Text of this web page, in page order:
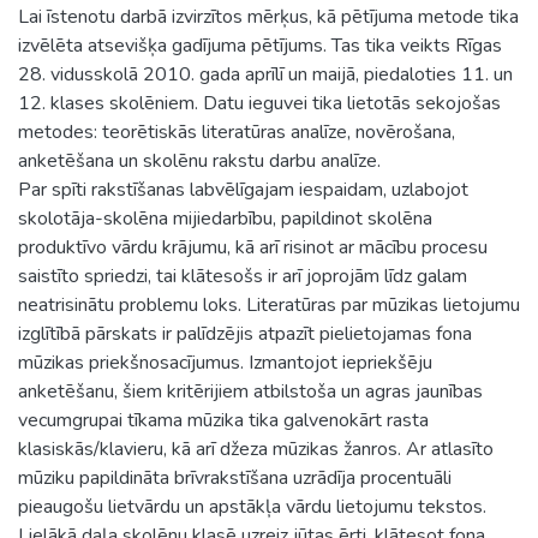
Lai īstenotu darbā izvirzītos mērķus, kā pētījuma metode tika
izvēlēta atsevišķa gadījuma pētījums. Tas tika veikts Rīgas
28. vidusskolā 2010. gada aprīlī un maijā, piedaloties 11. un
12. klases skolēniem. Datu ieguvei tika lietotās sekojošas
metodes: teorētiskās literatūras analīze, novērošana,
anketēšana un skolēnu rakstu darbu analīze.
Par spīti rakstīšanas labvēlīgajam iespaidam, uzlabojot
skolotāja-skolēna mijiedarbību, papildinot skolēna
produktīvo vārdu krājumu, kā arī risinot ar mācību procesu
saistīto spriedzi, tai klātesošs ir arī joprojām līdz galam
neatrisinātu problemu loks. Literatūras par mūzikas lietojumu
izglītībā pārskats ir palīdzējis atpazīt pielietojamas fona
mūzikas priekšnosacījumus. Izmantojot iepriekšēju
anketēšanu, šiem kritērijiem atbilstoša un agras jaunības
vecumgrupai tīkama mūzika tika galvenokārt rasta
klasiskās/klavieru, kā arī džeza mūzikas žanros. Ar atlasīto
mūziku papildināta brīvrakstīšana uzrādīja procentuāli
pieaugošu lietvārdu un apstākļa vārdu lietojumu tekstos.